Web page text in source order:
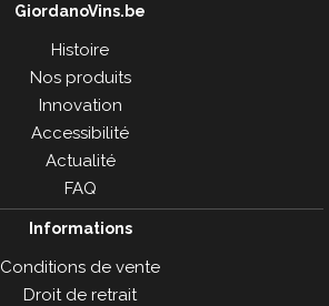
GiordanoVins.be
Histoire
Nos produits
Innovation
Accessibilité
Actualité
FAQ
Informations
Conditions de vente
Droit de retrait